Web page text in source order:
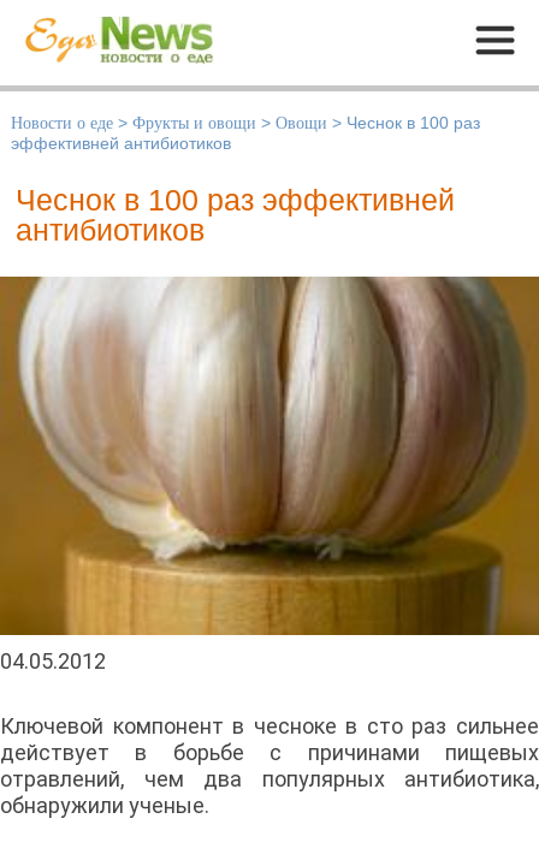
Меню
Новости о еде > Фрукты и овощи > Овощи > Чеснок в 100 раз
эффективней антибиотиков
Чеснок в 100 раз эффективней
антибиотиков
04.05.2012
Ключевой компонент в чесноке в сто раз сильнее
действует в борьбе с причинами пищевых
отравлений, чем два популярных антибиотика,
обнаружили ученые.